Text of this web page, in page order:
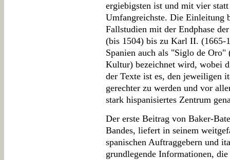
ergiebigsten ist und mit vier
Umfangreichste. Die Einleitung
Fallstudien mit der Endphase
(bis 1504) bis zu Karl II. (1665-
Spanien auch als "Siglo de Oro"
Kultur) bezeichnet wird, wobei
der Texte ist es, den jeweiligen
gerechter zu werden und vor
stark hispanisiertes Zentrum
Der erste Beitrag von Baker-
Bandes, liefert in seinem
spanischen Auftraggebern und
grundlegende Informationen,